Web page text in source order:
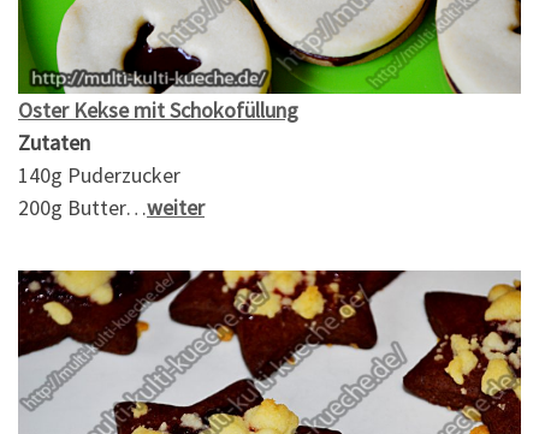
Oster Kekse mit Schokofüllung
Zutaten
140g Puderzucker
200g Butter…weiter